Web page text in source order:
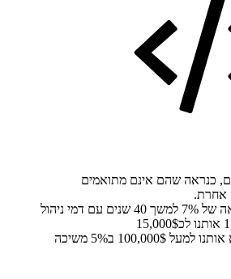
כנראה שהם אינם מתואמים
אחרת.
חישוב פשוט בתשואה של 7% למשך 40 שנים עם דמי ניהול
הגרף שצירפת מביא אותנו למעל 100,000$ ב5% משיכה